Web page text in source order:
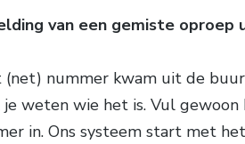
van een gemiste oproep
(net) nummer kwam uit de
weten wie het is. Vul gewoon
in. Ons systeem start met